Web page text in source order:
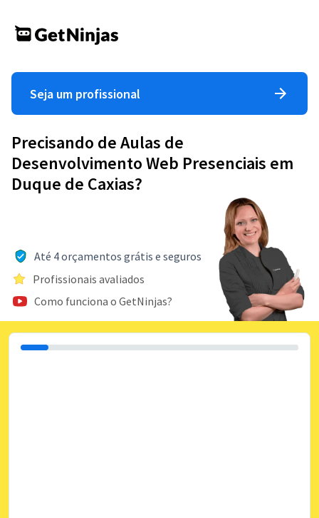
Seja um profissional
Precisando de Aulas de
Desenvolvimento Web Presenciais em
Duque de Caxias?
Até 4 orçamentos grátis e seguros
Profissionais avaliados
Como funciona o GetNinjas?